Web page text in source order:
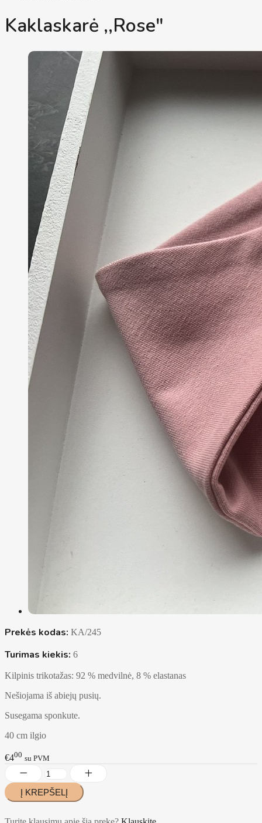
Kaklaskarė ,,Rose"
Prekės kodas: KA/245
Turimas kiekis: 6
Kilpinis trikotažas: 92 % medvilnė, 8 % elastanas
Nešiojama iš abiejų pusių.
Susegama sponkute.
40 cm ilgio
€400 su PVM